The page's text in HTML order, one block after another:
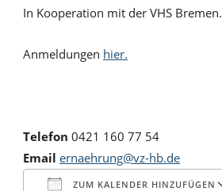
In Kooperation mit der VHS Bremen.
Anmeldungen hier.
Telefon 0421 160 77 54
Email ernaehrung@vz-hb.de
ZUM KALENDER HINZUFÜGEN